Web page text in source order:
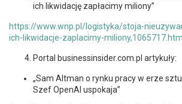
ich likwidację zapłacimy miliony”
https://www.wnp.pl/logistyka/stoja-
ich-likwidacje-zaplacimy-miliony,1065717.html
Portal businessinsider.com.pl artykuły:
„Sam Altman o rynku pracy w erze
Szef OpenAI uspokaja”